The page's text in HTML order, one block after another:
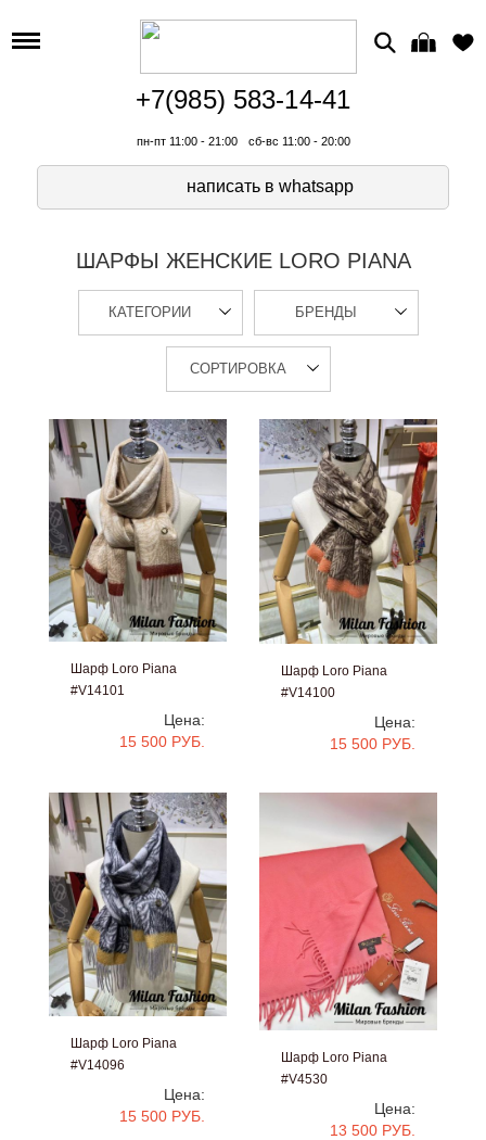
+7(985) 583-14-41
пн-пт 11:00 - 21:00 сб-вс 11:00 - 20:00
написать в whatsapp
ШАРФЫ ЖЕНСКИЕ LORO PIANA
КАТЕГОРИИ БРЕНДЫ
СОРТИРОВКА
Шарф Loro Piana
#V14101
Цена:
15 500 РУБ.
Шарф Loro Piana
#V14100
Цена:
15 500 РУБ.
Шарф Loro Piana
#V14096
Цена:
15 500 РУБ.
Шарф Loro Piana
#V4530
Цена:
13 500 РУБ.